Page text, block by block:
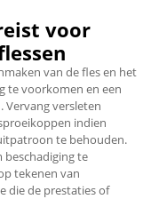
voor
van de fles en het
te voorkomen en een
versleten
indien
te behouden.
beschadiging te
tekenen van
die de prestaties of